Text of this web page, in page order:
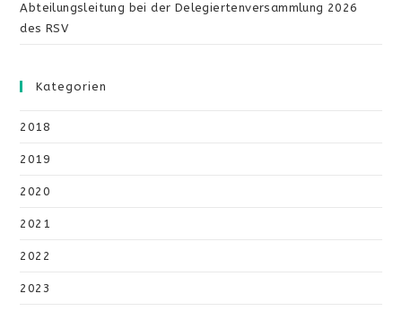
Abteilungsleitung bei der Delegiertenversammlung 2026
des RSV
Kategorien
2018
2019
2020
2021
2022
2023